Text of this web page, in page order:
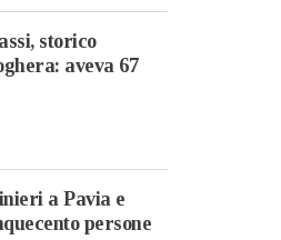
storico
aveva 67
a Pavia e
persone